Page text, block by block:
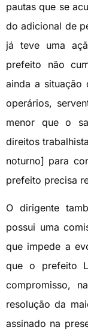
pautas que se
do adicional de
já teve uma
prefeito não
ainda a situação
operários,
menor que o
direitos
noturno] para
prefeito precisa
O dirigente
possui uma
que impede a
que o prefeito
compromisso,
resolução da
assinado na